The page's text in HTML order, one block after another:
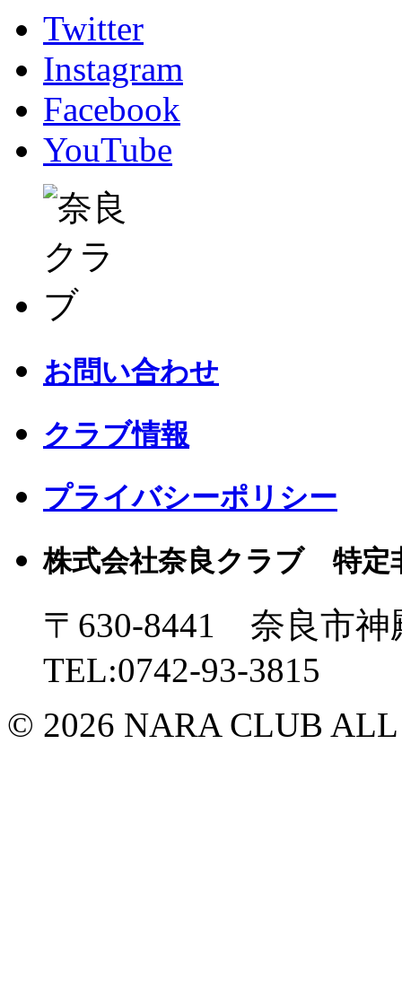
Twitter
Instagram
Facebook
YouTube
お問い合わせ
クラブ情報
プライバシーポリシー
株式会社奈良クラブ 特定
〒630-8441 奈良市
TEL:0742-93-3815
© 2026 NARA CLUB ALL